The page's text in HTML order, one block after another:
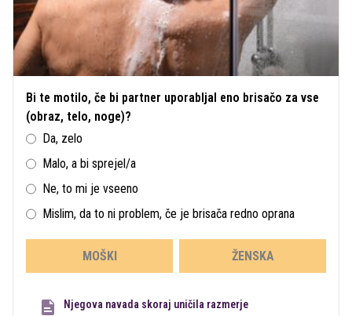
Bi te motilo, če bi partner uporabljal eno brisačo za vse
(obraz, telo, noge)?
Da, zelo
Malo, a bi sprejel/a
Ne, to mi je vseeno
Mislim, da to ni problem, če je brisača redno oprana
MOŠKI ŽENSKA
Njegova navada skoraj uničila razmerje